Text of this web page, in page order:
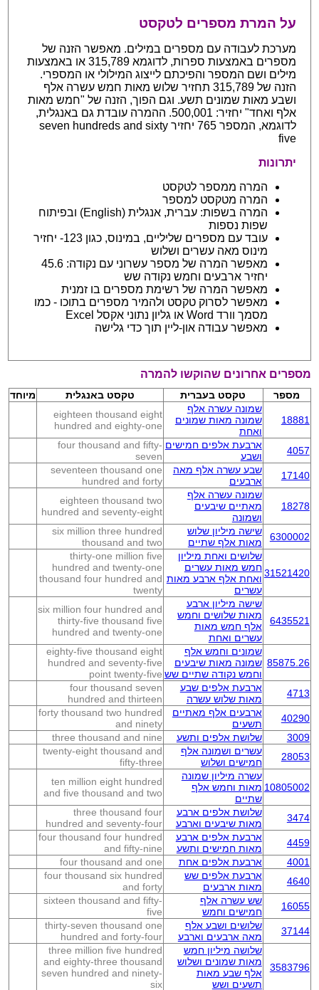
על המרת מספרים לטקסט
מערכת לעבודה עם מספרים במילים. מאפשר הזנה של
מספרים באמצעות ספרות, לדוגמא 315,789 או באמצעות
מילים ושם המספר והפיכתם לייצוג המילולי או המספרי.
הזנה של 315,789 תחזיר שלוש מאות חמש עשרה אלף
ושבע מאות שמונים תשע. וגם הפוך, הזנה של "חמש מאות
אלף ואחד" יחזיר: 500,001. ההמרה עובדת גם באנגלית,
לדוגמא, המספר 765 יחזיר seven hundreds and sixty
five
יתרונות
המרה ממספר לטקסט
המרה מטקסט למספר
המרה בשפות: עברית, אנגלית (English) ובפיתוח
שפות נספות
עובד עם מספרים שליליים, במינוס, כגון 123- יחזיר
מינוס מאה עשרים ושלוש
מאפשר המרה של מספר עשרוני עם נקודה: 45.6
יחזיר ארבעים וחמש נקודה שש
מאפשר המרה של רשימת מספרים בו זמנית
מאפשר לסרוק טקסט ולהמיר מספרים בתוכו - כמו
מסמך וורד Word או גליון נתוני אקסל Excel
מאפשר עבודה און-ליין תוך כדי גלישה
מספרים אחרונים שהוקשו להמרה
מספר טקסט בעברית טקסט באנגלית מיוחד
18881
שמונה עשרה אלף
שמונה מאות שמונים
ואחת
eighteen thousand eight
hundred and eighty-one
4057
ארבעת אלפים חמישים
ושבע
four thousand and fifty-
seven
17140
שבע עשרה אלף מאה
ארבעים
seventeen thousand one
hundred and forty
18278
שמונה עשרה אלף
מאתיים שיבעים
ושמונה
eighteen thousand two
hundred and seventy-eight
6300002
שישה מיליון שלוש
מאות אלף שתיים
six million three hundred
thousand and two
31521420
שלושים ואחת מיליון
חמש מאות עשרים
ואחת אלף ארבע מאות
עשרים
thirty-one million five
hundred and twenty-one
thousand four hundred and
twenty
6435521
שישה מיליון ארבע
מאות שלושים וחמש
אלף חמש מאות
עשרים ואחת
six million four hundred and
thirty-five thousand five
hundred and twenty-one
85875.26
שמונים וחמש אלף
שמונה מאות שיבעים
וחמש נקודה שתיים שש
eighty-five thousand eight
hundred and seventy-five
point twenty-five
4713
ארבעת אלפים שבע
מאות שלוש עשרה
four thousand seven
hundred and thirteen
40290
ארבעים אלף מאתיים
תשעים
forty thousand two hundred
and ninety
3009
שלושת אלפים ותשע
three thousand and nine
28053
עשרים ושמונה אלף
חמישים ושלוש
twenty-eight thousand and
fifty-three
10805002
עשרה מיליון שמונה
מאות וחמש אלף
שתיים
ten million eight hundred
and five thousand and two
3474
שלושת אלפים ארבע
מאות שיבעים וארבע
three thousand four
hundred and seventy-four
4459
ארבעת אלפים ארבע
מאות חמישים ותשע
four thousand four hundred
and fifty-nine
4001
ארבעת אלפים אחת
four thousand and one
4640
ארבעת אלפים שש
מאות ארבעים
four thousand six hundred
and forty
16055
שש עשרה אלף
חמישים וחמש
sixteen thousand and fifty-
five
37144
שלושים ושבע אלף
מאה ארבעים וארבע
thirty-seven thousand one
hundred and forty-four
3583796
שלושה מיליון חמש
מאות שמונים ושלוש
אלף שבע מאות
תשעים ושש
three million five hundred
and eighty-three thousand
seven hundred and ninety-
six